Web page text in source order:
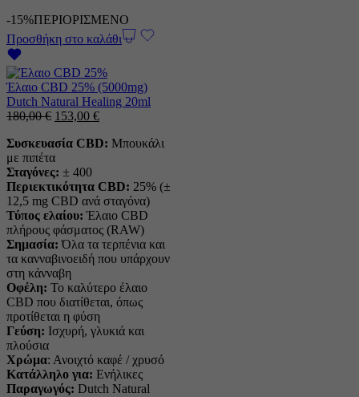
-15%ΠΕΡΙΟΡΙΣΜΕΝΟ
Προσθήκη στο καλάθι
Έλαιο CBD 25% (5000mg)
Dutch Natural Healing 20ml
180,00€ Η
τιμή
ήταν:
180,00 €.
153,00 €Η
τιμή
Συσκευασία CBD: Μπουκάλι
με πιπέτα
Σταγόνες: ± 400
Περιεκτικότητα CBD: 25% (±
12,5 mg CBD ανά σταγόνα)
Τύπος ελαίου: Έλαιο CBD
πλήρους φάσματος (RAW)
Σημασία: Όλα τα τερπένια και
τα κανναβινοειδή που υπάρχουν
στη κάνναβη
Οφέλη: Το καλύτερο έλαιο
CBD που διατίθεται, όπως
προτίθεται η φύση
Γεύση: Ισχυρή, γλυκιά και
πλούσια
Χρώμα: Ανοιχτό καφέ / χρυσό
Κατάλληλο για: Ενήλικες
Παραγωγός: Dutch Natural